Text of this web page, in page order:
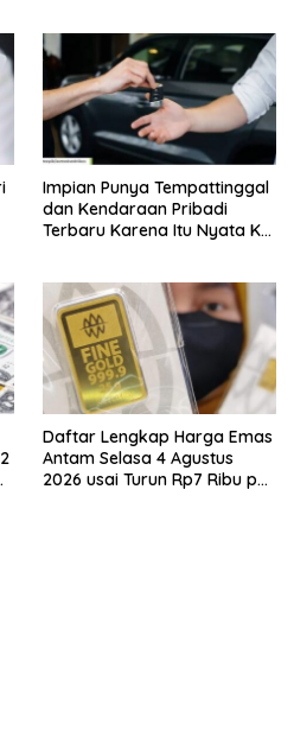
Impian Punya Tempattinggal
dan Kendaraan Pribadi
Terbaru Karena Itu Nyata Ke
Daftar Lengkap Harga Emas
Antam Selasa 4 Agustus
2026 usai Turun Rp7 Ribu per